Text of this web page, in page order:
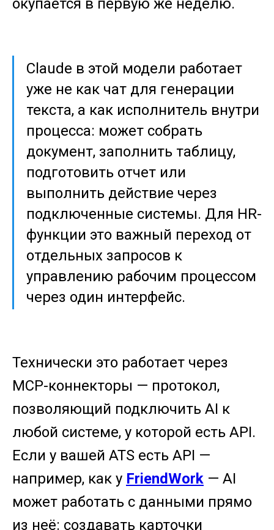
Claude в этой модели работает
уже не как чат для генерации
текста, а как исполнитель внутри
процесса: может собрать
документ, заполнить таблицу,
подготовить отчет или
выполнить действие через
подключенные системы. Для HR-
функции это важный переход от
отдельных запросов к
управлению рабочим процессом
через один интерфейс.
Технически это работает через
MCP-коннекторы — протокол,
позволяющий подключить AI к
любой системе, у которой есть API.
Если у вашей ATS есть API —
например, как у FriendWork — AI
может работать с данными прямо
из неё: создавать карточки